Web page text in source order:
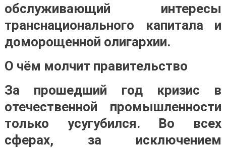
обслуживающий интересы
транснационального капитала и
доморощенной олигархии.
О чём молчит правительство
За прошедший год кризис в
отечественной промышленности
только усугубился. Во всех
сферах, за исключением